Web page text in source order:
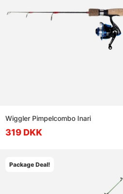
Wiggler Pimpelcombo Inari
319 DKK
Package Deal!